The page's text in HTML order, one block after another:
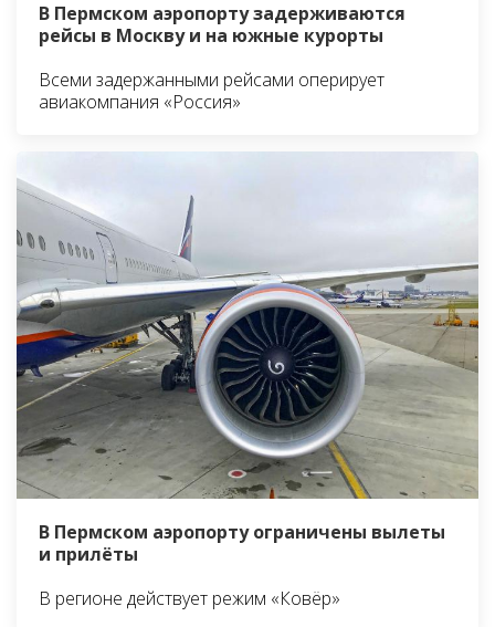
В Пермском аэропорту задерживаются
рейсы в Москву и на южные курорты
Всеми задержанными рейсами оперирует
авиакомпания «Россия»
В Пермском аэропорту ограничены вылеты
и прилёты
В регионе действует режим «Ковёр»